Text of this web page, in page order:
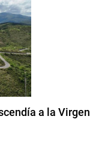
a la Virgen